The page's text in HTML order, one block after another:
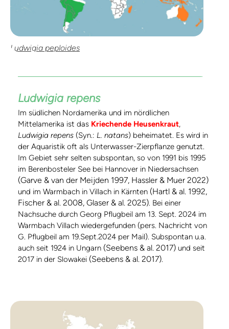
Ludwigia peploides
Ludwigia repens
Im südlichen Nordamerika und im nördlichen
Mittelamerika ist das Kriechende Heusenkraut,
Ludwigia repens (Syn.: L. natans) beheimatet. Es wird in
der Aquaristik oft als Unterwasser-Zierpflanze genutzt.
Im Gebiet sehr selten subspontan, so von 1991 bis 1995
im Berenbosteler See bei Hannover in Niedersachsen
(Garve & van der Meijden 1997, Hassler & Muer 2022)
und im Warmbach in Villach in Kärnten (Hartl & al. 1992,
Fischer & al. 2008, Glaser & al. 2025). Bei einer
Nachsuche durch Georg Pflugbeil am 13. Sept. 2024 im
Warmbach Villach wiedergefunden (pers. Nachricht von
G. Pflugbeil am 19.Sept.2024 per Mail). Subspontan u.a.
auch seit 1924 in Ungarn (Seebens & al. 2017) und seit
2017 in der Slowakei (Seebens & al. 2017).